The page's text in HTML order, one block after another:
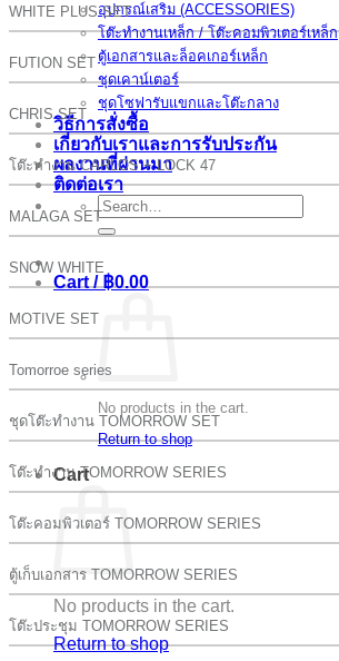
อุปกรณ์เสริม (ACCESSORIES)
โต๊ะทำงานเหล็ก / โต๊ะคอมพิวเตอร์เหล็ก
ตู้เอกสารและล็อคเกอร์เหล็ก
ชุดเคาน์เตอร์
ชุดโซฟารับแขกและโต๊ะกลาง
วิธีการสั่งซื้อ
เกี่ยวกับเราและการรับประกัน
ผลงานที่ผ่านมา
ติดต่อเรา
Search
for:
Cart /฿0.00
No products in the cart.
Return to shop
Cart
No products in the cart.
Return to shop
WHITE PLUS SET
FUTION SET
CHRIS SET
โต๊ะทำงาน CARLOS + LOCK 47
MALAGA SET
SNOW WHITE
MOTIVE SET
Tomorroe series
ชุดโต๊ะทำงาน TOMORROW SET
โต๊ะทำงาน TOMORROW SERIES
โต๊ะคอมพิวเตอร์ TOMORROW SERIES
ตู้เก็บเอกสาร TOMORROW SERIES
โต๊ะประชุม TOMORROW SERIES